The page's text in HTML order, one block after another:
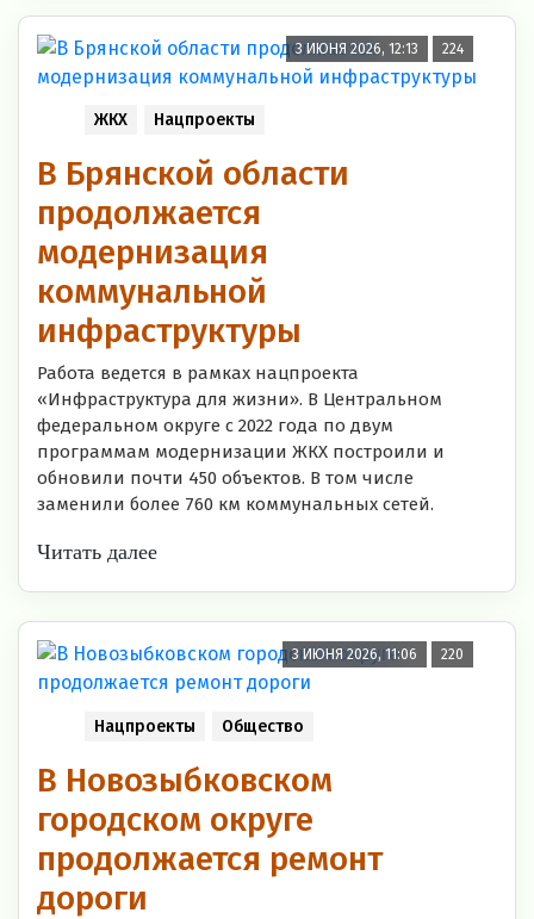
3 ИЮНЯ 2026, 12:13 224
ЖКХ Нацпроекты
В Брянской области
продолжается
модернизация
коммунальной
инфраструктуры
Работа ведется в рамках нацпроекта
«Инфраструктура для жизни». В Центральном
федеральном округе с 2022 года по двум
программам модернизации ЖКХ построили и
обновили почти 450 объектов. В том числе
заменили более 760 км коммунальных сетей.
Читать далее
3 ИЮНЯ 2026, 11:06 220
Нацпроекты Общество
В Новозыбковском
городском округе
продолжается ремонт
дороги